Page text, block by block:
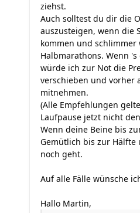
ziehst.
Auch solltest du dir die
auszusteigen, wenn die
kommen und schlimmer
Halbmarathons. Wenn
würde ich zur Not die
verschieben und vorher
mitnehmen.
(Alle Empfehlungen
Laufpause jetzt nicht
Wenn deine Beine bis
Gemütlich bis zur Hälfte
noch geht.
Auf alle Fälle wünsche
Hallo Martin,